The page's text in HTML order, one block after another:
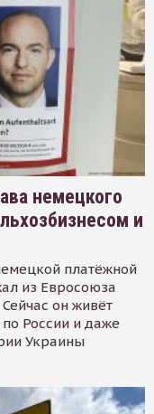
немецкого
и
платёжной
из Евросоюза
он живёт
России и даже
Украины